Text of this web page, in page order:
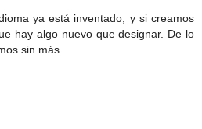
ya está inventado, y si creamos
hay algo nuevo que designar. De lo
sin más.